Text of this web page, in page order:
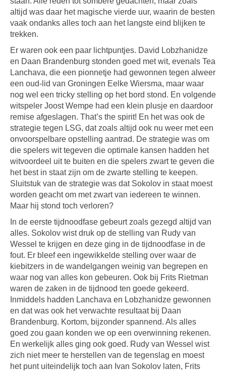
altijd was daar het magische vierde uur, waarin de besten
vaak ondanks alles toch aan het langste eind blijken te
trekken.
Er waren ook een paar lichtpuntjes. David Lobzhanidze
en Daan Brandenburg stonden goed met wit, evenals Tea
Lanchava, die een pionnetje had gewonnen tegen alweer
een oud-lid van Groningen Eelke Wiersma, maar waar
nog wel een tricky stelling op het bord stond. En volgende
witspeler Joost Wempe had een klein plusje en daardoor
remise afgeslagen. That’s the spirit! En het was ook de
strategie tegen LSG, dat zoals altijd ook nu weer met een
onvoorspelbare opstelling aantrad. De strategie was om
die spelers wit tegeven die optimale kansen hadden het
witvoordeel uit te buiten en die spelers zwart te geven die
het best in staat zijn om de zwarte stelling te keepen.
Sluitstuk van de strategie was dat Sokolov in staat moest
worden geacht om met zwart van iedereen te winnen.
Maar hij stond toch verloren?
In de eerste tijdnoodfase gebeurt zoals gezegd altijd van
alles. Sokolov wist druk op de stelling van Rudy van
Wessel te krijgen en deze ging in de tijdnoodfase in de
fout. Er bleef een ingewikkelde stelling over waar de
kiebitzers in de wandelgangen weinig van begrepen en
waar nog van alles kon gebeuren. Ook bij Frits Rietman
waren de zaken in de tijdnood ten goede gekeerd.
Inmiddels hadden Lanchava en Lobzhanidze gewonnen
en dat was ook het verwachte resultaat bij Daan
Brandenburg. Kortom, bijzonder spannend. Als alles
goed zou gaan konden we op een overwinning rekenen.
En werkelijk alles ging ook goed. Rudy van Wessel wist
zich niet meer te herstellen van de tegenslag en moest
het punt uiteindelijk toch aan Ivan Sokolov laten, Frits